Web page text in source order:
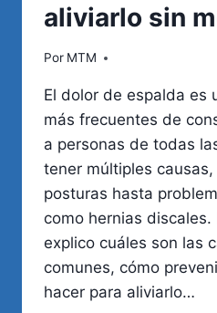
aliviarlo sin
Por MTM
El dolor de espalda es
más frecuentes de
a personas de todas
tener múltiples
posturas hasta
como hernias
explico cuáles son las
comunes, cómo
hacer para aliviarlo…